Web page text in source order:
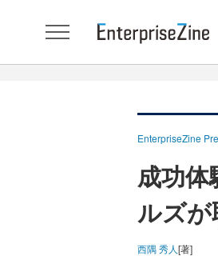
EnterpriseZine
成功
ルズが
西隅 秀人[著]